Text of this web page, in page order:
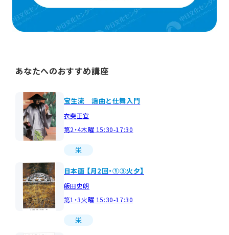
あなたへのおすすめ講座
宝生流 謡曲と仕舞入門
衣斐正宜
第2・4木曜 15:30-17:30
栄
日本画 【月2回・①③火夕】
飯田史朗
第1・3火曜 15:30-17:30
栄